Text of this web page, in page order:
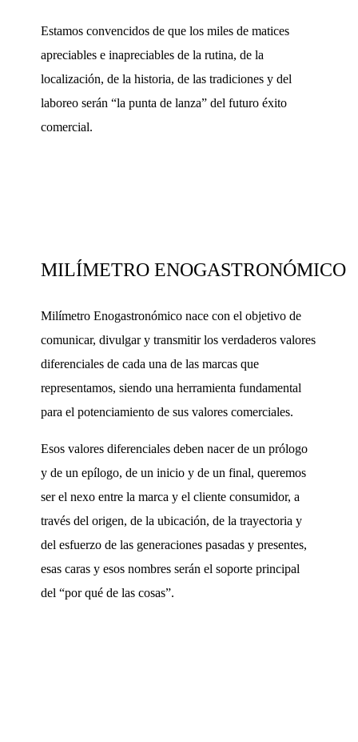
Estamos convencidos de que los miles de matices
apreciables e inapreciables de la rutina, de la
localización, de la historia, de las tradiciones y del
laboreo serán “la punta de lanza” del futuro éxito
comercial.
MILÍMETRO ENOGASTRONÓMICO
Milímetro Enogastronómico nace con el objetivo de
comunicar, divulgar y transmitir los verdaderos valores
diferenciales de cada una de las marcas que
representamos, siendo una herramienta fundamental
para el potenciamiento de sus valores comerciales.
Esos valores diferenciales deben nacer de un prólogo
y de un epílogo, de un inicio y de un final, queremos
ser el nexo entre la marca y el cliente consumidor, a
través del origen, de la ubicación, de la trayectoria y
del esfuerzo de las generaciones pasadas y presentes,
esas caras y esos nombres serán el soporte principal
del “por qué de las cosas”.